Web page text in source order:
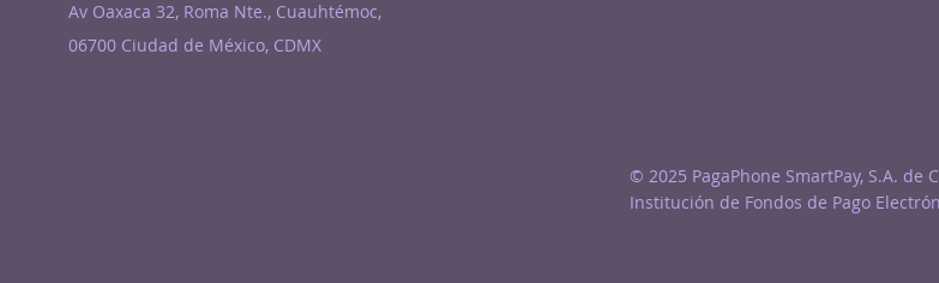
Av Oaxaca 32, Roma Nte., Cuauhtémoc,
06700 Ciudad de México, CDMX
© 2025 PagaPhone SmartPay, S.A. de
Institución de Fondos de Pago